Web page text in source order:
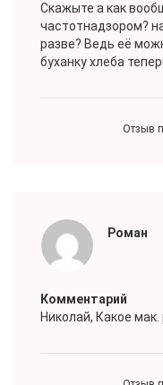
Скажыте а как
частотнадзором?
разве? Ведь её
буханку хлеба
Отзыв
Роман
Комментарий
Николай, Какое